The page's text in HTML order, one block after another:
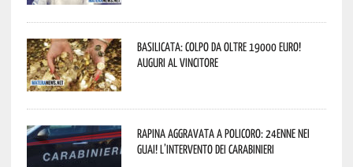
Basilicata: colpo da oltre 19000 Euro!
Auguri al vincitore
Rapina aggravata a Policoro: 24enne nei
guai! L’intervento dei Carabinieri